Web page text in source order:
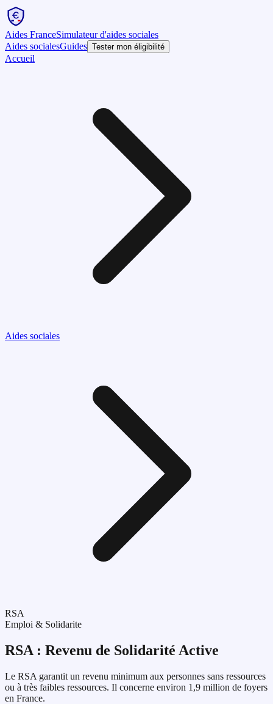
Aides FranceSimulateur d'aides sociales
Aides socialesGuides Tester mon éligibilité
Accueil
Aides sociales
RSA
Emploi & Solidarite
RSA : Revenu de Solidarité Active
Le RSA garantit un revenu minimum aux personnes sans ressources
ou à très faibles ressources. Il concerne environ 1,9 million de foyers
en France.